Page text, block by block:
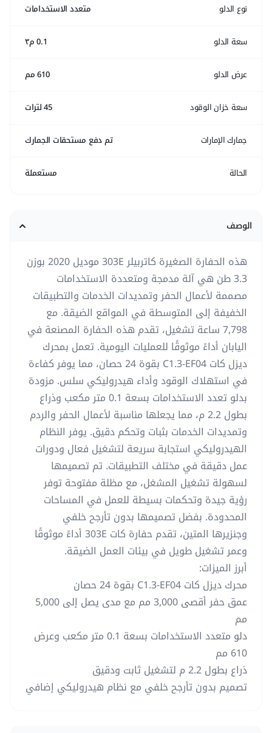
نوع الدلو متعدد الاستخدامات
سعة الدلو 0.1 م٣
عرض الدلو 610 مم
سعة خزان الوقود 45 لترات
جمارك الإمارات تم دفع مستحقات الجمارك
الحالة مستعملة
الوصف
هذه الحفارة الصغيرة كاتربيلر 303E موديل 2020 بوزن
3.3 طن هي آلة مدمجة ومتعددة الاستخدامات
مصممة لأعمال الحفر وتمديدات الخدمات والتطبيقات
الخفيفة إلى المتوسطة في المواقع الضيقة. مع
7,798 ساعة تشغيل، تقدم هذه الحفارة المصنعة في
اليابان أداءً موثوقًا للعمليات اليومية. تعمل بمحرك
ديزل كات C1.3-EF04 بقوة 24 حصان، مما يوفر كفاءة
في استهلاك الوقود وأداء هيدروليكي سلس. مزودة
بدلو تعدد الاستخدامات بسعة 0.1 متر مكعب وذراع
بطول 2.2 م، مما يجعلها مناسبة لأعمال الحفر والردم
وتمديدات الخدمات بثبات وتحكم دقيق. يوفر النظام
الهيدروليكي استجابة سريعة لتشغيل فعال ودورات
عمل دقيقة في مختلف التطبيقات. تم تصميمها
لسهولة تشغيل المشغل، مع مظلة مفتوحة توفر
رؤية جيدة وتحكمات بسيطة للعمل في المساحات
المحدودة. بفضل تصميمها بدون تأرجح خلفي
وجنزيرها المتين، تقدم حفارة كات 303E أداءً موثوقًا
وعمر تشغيل طويل في بيئات العمل الضيقة.
أبرز الميزات:
محرك ديزل كات C1.3-EF04 بقوة 24 حصان
عمق حفر أقصى 3,000 مم مع مدى يصل إلى 5,000
مم
دلو متعدد الاستخدامات بسعة 0.1 متر مكعب وعرض
610 مم
ذراع بطول 2.2 م لتشغيل ثابت ودقيق
تصميم بدون تأرجح خلفي مع نظام هيدروليكي إضافي